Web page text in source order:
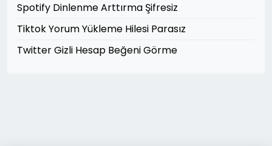
Spotify Dinlenme Arttırma Şifresiz
Tiktok Yorum Yükleme Hilesi Parasız
Twitter Gizli Hesap Beğeni Görme